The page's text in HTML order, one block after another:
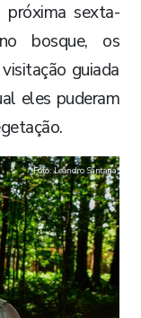
sexta-
bosque, os
guiada
eles puderam
Foto: Leandro Santana